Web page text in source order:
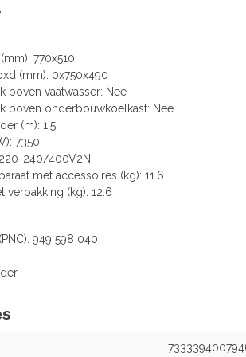
770x510
(mm): 0x750x490
boven vaatwasser: Nee
boven onderbouwkoelkast: Nee
(m): 1.5
7350
240/400V2N
met accessoires (kg): 11.6
verpakking (kg): 12.6
949 598 040